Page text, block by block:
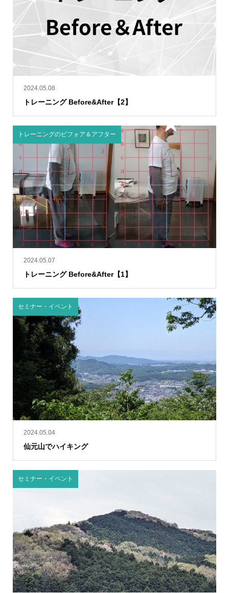
2024.05.08
トレーニング Before&After【2】
2024.05.07
トレーニング Before&After【1】
トレーニングのビフォア＆アフター
2024.05.04
仙元山でハイキング
セミナー・イベント
セミナー・イベント